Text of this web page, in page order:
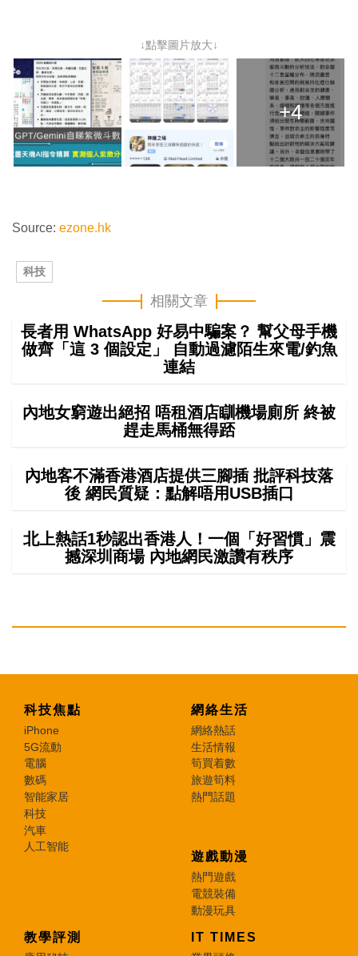
↓點擊圖片放大↓
+4
Source: ezone.hk
科技
相關文章
長者用 WhatsApp 好易中騙案？ 幫父母手機
做齊「這 3 個設定」 自動過濾陌生來電/釣魚
連結
內地女窮遊出絕招 唔租酒店瞓機場廁所 終被
趕走馬桶無得踎
內地客不滿香港酒店提供三腳插 批評科技落
後 網民質疑：點解唔用USB插口
北上熱話1秒認出香港人！一個「好習慣」震
撼深圳商場 內地網民激讚有秩序
科技焦點
iPhone
5G流動
電腦
數碼
智能家居
科技
汽車
人工智能
網絡生活
網絡熱話
生活情報
筍買着數
旅遊筍料
熱門話題
遊戲動漫
熱門遊戲
電競裝備
動漫玩具
教學評測 IT TIMES